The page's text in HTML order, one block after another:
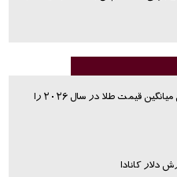
بانک آمریکا پیش‌بینی میانگین قیمت طلا در سال ۲۰۲۶ را
دلار کانادا